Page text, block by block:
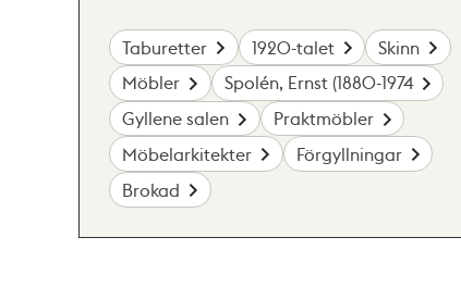
Taburetter 1920-talet
Skinn
Möbler
Spolén, Ernst (1880-1974
Gyllene salen
Praktmöbler
Möbelarkitekter
Förgyllningar
Brokad